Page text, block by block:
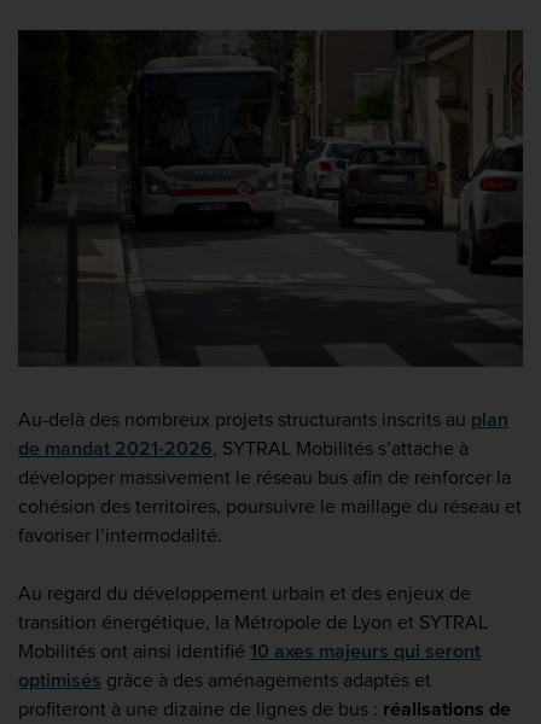
Au-delà des nombreux projets structurants inscrits au plan
de mandat 2021-2026, SYTRAL Mobilités s’attache à
développer massivement le réseau bus afin de renforcer la
cohésion des territoires, poursuivre le maillage du réseau et
favoriser l’intermodalité.
Au regard du développement urbain et des enjeux de
transition énergétique, la Métropole de Lyon et SYTRAL
Mobilités ont ainsi identifié 10 axes majeurs qui seront
optimisés grâce à des aménagements adaptés et
profiteront à une dizaine de lignes de bus : réalisations de